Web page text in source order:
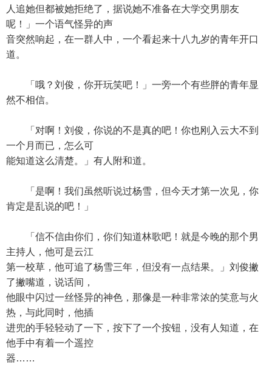
人追她但都被她拒绝了，据说她不准备在大学交男朋友
呢！」一个语气怪异的声
音突然响起，在一群人中，一个看起来十八九岁的青年开口
道。
「哦？刘俊，你开玩笑吧！」一旁一个有些胖的青年显
然不相信。
「对啊！刘俊，你说的不是真的吧！你也刚入云大不到
一个月而已，怎么可
能知道这么清楚。」有人附和道。
「是啊！我们虽然听说过杨雪，但今天才第一次见，你
肯定是乱说的吧！」
「信不信由你们，你们知道林歌吧！就是今晚的那个男
主持人，他可是云江
第一校草，他可追了杨雪三年，但没有一点结果。」刘俊撇
了撇嘴道，说话间，
他眼中闪过一丝怪异的神色，那像是一种非常浓的笑意与火
热，与此同时，他插
进兜的手轻轻动了一下，按下了一个按钮，没有人知道，在
他手中有着一个遥控
器……